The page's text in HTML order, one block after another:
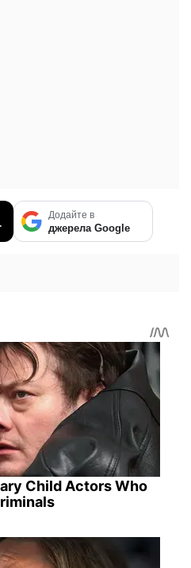
Додайте в
джерела Google
Child Actors Who